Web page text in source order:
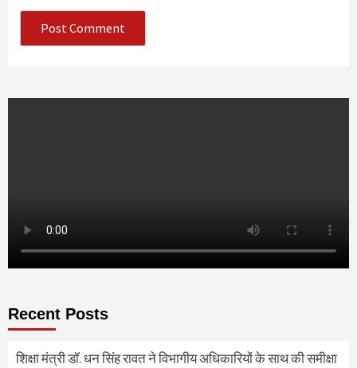
Recent Posts
शिक्षा मंत्री डॉ. धन सिंह रावत ने विभागीय अधिकारियों के साथ की समीक्षा